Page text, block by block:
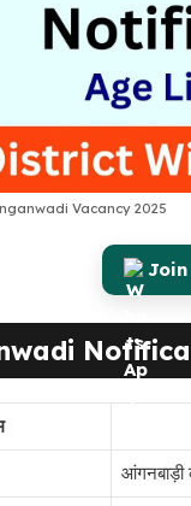
Vacancy 2025
Join
आंगनबाड़ी